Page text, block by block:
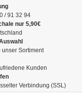
/ 91 32 94
nur 5,90€
unser Sortiment
Kunden
Verbindung (SSL)